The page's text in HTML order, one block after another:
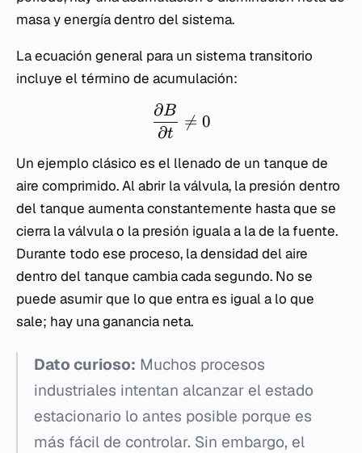
masa y energía dentro del sistema.
La ecuación general para un sistema transitorio
incluye el término de acumulación:
∂t
∂B

= 0
Un ejemplo clásico es el llenado de un tanque de
aire comprimido. Al abrir la válvula, la presión dentro
del tanque aumenta constantemente hasta que se
cierra la válvula o la presión iguala a la de la fuente.
Durante todo ese proceso, la densidad del aire
dentro del tanque cambia cada segundo. No se
puede asumir que lo que entra es igual a lo que
sale; hay una ganancia neta.
Dato curioso: Muchos procesos
industriales intentan alcanzar el estado
estacionario lo antes posible porque es
más fácil de controlar. Sin embargo, el